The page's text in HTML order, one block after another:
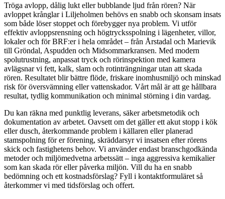
Tröga avlopp, dålig lukt eller bubblande ljud från rören? När
avloppet krånglar i Liljeholmen behövs en snabb och skonsam insats
som både löser stoppet och förebygger nya problem. Vi utför
effektiv avloppsrensning och högtrycksspolning i lägenheter, villor,
lokaler och för BRF:er i hela området – från Årstadal och Marievik
till Gröndal, Aspudden och Midsommarkransen. Med modern
spolutrustning, anpassat tryck och rörinspektion med kamera
avlägsnar vi fett, kalk, slam och rotinträngningar utan att skada
rören. Resultatet blir bättre flöde, friskare inomhusmiljö och minskad
risk för översvämning eller vattenskador. Vårt mål är att ge hållbara
resultat, tydlig kommunikation och minimal störning i din vardag.
Du kan räkna med punktlig leverans, säker arbetsmetodik och
dokumentation av arbetet. Oavsett om det gäller ett akut stopp i kök
eller dusch, återkommande problem i källaren eller planerad
stamspolning för er förening, skräddarsyr vi insatsen efter rörens
skick och fastighetens behov. Vi använder endast branschgodkända
metoder och miljömedvetna arbetssätt – inga aggressiva kemikalier
som kan skada rör eller påverka miljön. Vill du ha en snabb
bedömning och ett kostnadsförslag? Fyll i kontaktformuläret så
återkommer vi med tidsförslag och offert.